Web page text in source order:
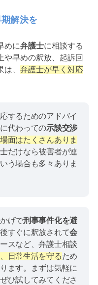
解決を
めに弁護士に相談する
や早めの釈放、起訴回
、 弁護士が早く対応
するためのアドバイ
代わっての示談交渉
面はたくさんありま
だけなら被害者が連
う場合も多々ありま
げで刑事事件化を避
すぐに釈放されて会
スなど、弁護士相談
日常生活を守るため
ます。まずは気軽に
ひ試してみてくださ